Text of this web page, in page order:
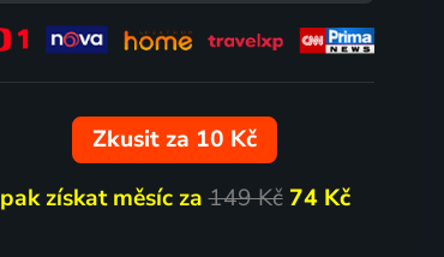
Zkusit za 10 Kč
pak získat měsíc za149 Kč 74 Kč